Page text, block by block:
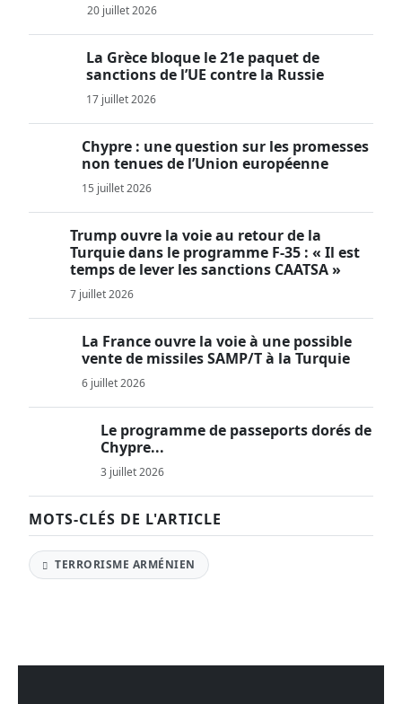
20 juillet 2026
La Grèce bloque le 21e paquet de
sanctions de l’UE contre la Russie
17 juillet 2026
Chypre : une question sur les promesses
non tenues de l’Union européenne
15 juillet 2026
Trump ouvre la voie au retour de la
Turquie dans le programme F-35 : « Il est
temps de lever les sanctions CAATSA »
7 juillet 2026
La France ouvre la voie à une possible
vente de missiles SAMP/T à la Turquie
6 juillet 2026
Le programme de passeports dorés de
Chypre...
3 juillet 2026
MOTS-CLÉS DE L'ARTICLE
TERRORISME ARMÉNIEN